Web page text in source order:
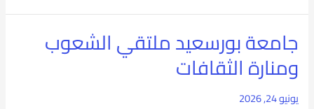
جامعة بورسعيد ملتقي الشعوب
ومنارة الثقافات
يونيو 24, 2026
جامعة
بورسعيد
ملتقي